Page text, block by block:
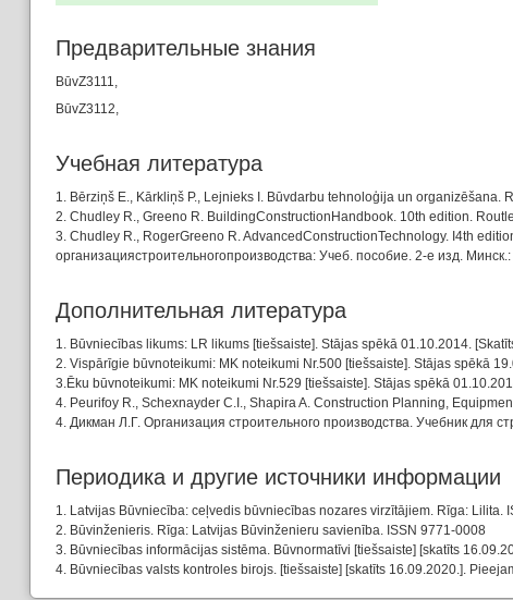
Предварительные знания
BūvZ3111,
BūvZ3112,
Учебная литературa
1. Bērziņš E., Kārkliņš P., Lejnieks I. Būvdarbu tehnoloģija un organizēšana.
2. Chudley R., Greeno R. BuildingConstructionHandbook. 10th edition.
3. Chudley R., RogerGreeno R. AdvancedConstructionTechnology. I4th
организациястроительногопроизводства: Учеб. пособие. 2-е изд.
Дополнительная литература
1. Būvniecības likums: LR likums [tiešsaiste]. Stājas spēkā 01.10.2014.
2. Vispārīgie būvnoteikumi: MK noteikumi Nr.500 [tiešsaiste]. Stājas spēkā
3.Ēku būvnoteikumi: MK noteikumi Nr.529 [tiešsaiste]. Stājas spēkā
4. Peurifoy R., Schexnayder C.I., Shapira A. Construction Planning,
4. Дикман Л.Г. Организация строительного производства. Учебник для
Периодика и другие источники информации
1. Latvijas Būvniecība: ceļvedis būvniecības nozares virzītājiem. Rīga: Lilita.
2. Būvinženieris. Rīga: Latvijas Būvinženieru savienība. ISSN 9771-0008
3. Būvniecības informācijas sistēma. Būvnormatīvi [tiešsaiste] [skatīts
4. Būvniecības valsts kontroles birojs. [tiešsaiste] [skatīts 16.09.2020.].